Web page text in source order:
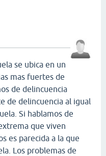
se ubica en un
mas fuertes de
de delincuencia
de delincuencia al igual
Si hablamos de
que viven
es parecida a la que
Los problemas de